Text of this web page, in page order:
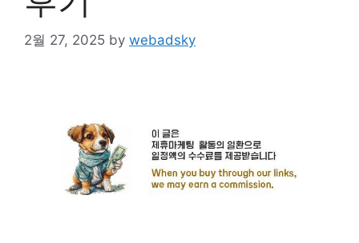
2월 27, 2025 by webadsky